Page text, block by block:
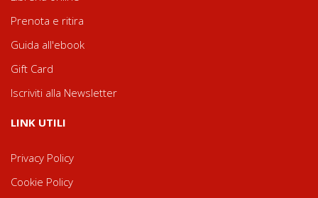
Prenota e ritira
Guida all'ebook
Gift Card
Iscriviti alla Newsletter
LINK UTILI
Privacy Policy
Cookie Policy